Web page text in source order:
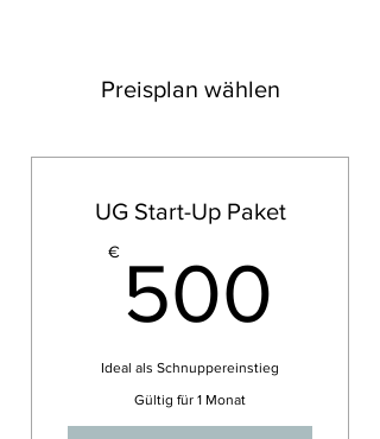
Preisplan wählen
UG Start-Up Paket
€ 500
Ideal als Schnuppereinstieg
Gültig für 1 Monat